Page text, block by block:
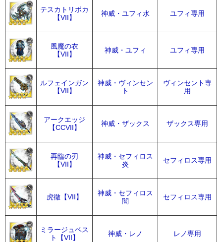
テスカトリポカ
【VII】
神威・ユフィ水 ユフィ専用
風魔の衣
【VII】
神威・ユフィ ユフィ専用
ルフェインガン
【VII】
神威・ヴィンセン
ト
ヴィンセント専
用
アークエッジ
【CCVII】
神威・ザックス ザックス専用
再臨の刃
【VII】
神威・セフィロス
炎
セフィロス専用
虎徹【VII】
神威・セフィロス
闇
セフィロス専用
ミラージュベス
ト【VII】
神威・レノ レノ専用